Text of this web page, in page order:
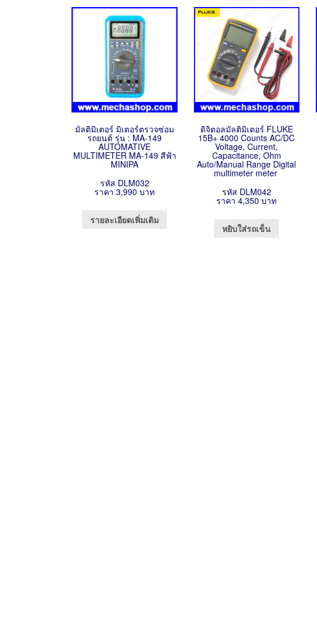
มัลติมิเตอร์ มิเตอร์ตรวจซ่อม
รถยนต์ รุ่น : MA-149
AUTOMATIVE
MULTIMETER MA-149 สีฟ้า
MINIPA
รหัส DLM032
ราคา 3,990 บาท
รายละเอียดเพิ่มเติม
ดิจิตอลมัลติมิเตอร์ FLUKE
15B+ 4000 Counts AC/DC
Voltage, Current,
Capacitance, Ohm
Auto/Manual Range Digital
multimeter meter
รหัส DLM042
ราคา 4,350 บาท
หยิบใส่รถเข็น